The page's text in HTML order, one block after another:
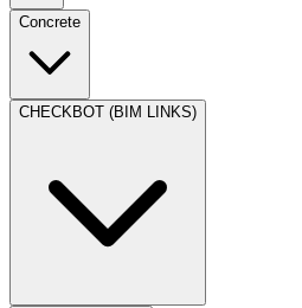
Concrete
CHECKBOT (BIM LINKS)